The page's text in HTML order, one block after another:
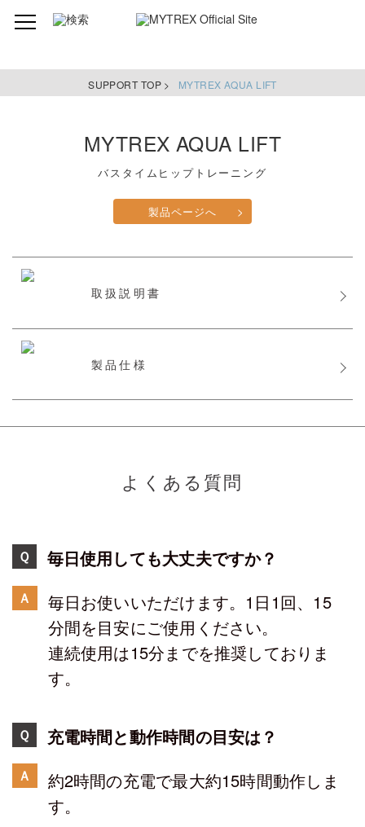
SUPPORT TOP > MYTREX AQUA LIFT
MYTREX AQUA LIFT
バスタイムヒップトレーニング
製品ページへ >
取扱説明書
製品仕様
よくある質問
Ｑ 毎日使用しても大丈夫ですか？
Ａ
毎日お使いいただけます。1日1回、15
分間を目安にご使用ください。
連続使用は15分までを推奨しておりま
す。
Ｑ 充電時間と動作時間の目安は？
Ａ
約2時間の充電で最大約15時間動作しま
す。